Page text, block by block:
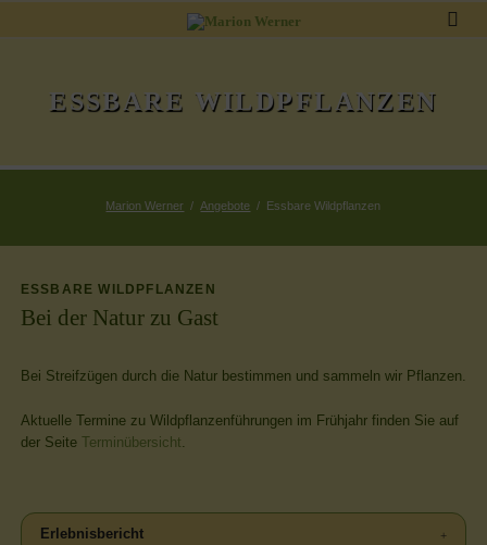
ESSBARE WILDPFLANZEN
Marion Werner Angebote Essbare Wildpflanzen
ESSBARE WILDPFLANZEN
Bei der Natur zu Gast
Bei Streifzügen durch die Natur bestimmen und sammeln wir Pflanzen.
Aktuelle Termine zu Wildpflanzenführungen im Frühjahr finden Sie auf
der Seite Terminübersicht
Erlebnisbericht